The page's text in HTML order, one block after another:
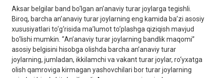
Aksar belgilar band bo‘lgan anʼanaviy turar joylarga tegishli.
Biroq, barcha anʼanaviy turar joylarning eng kamida baʼzi asosiy
xususiyatlari to‘g‘risida maʼlumot to‘plashga qiziqish mavjud
bo‘lishi mumkin. “Аnʼanaviy turar joylarning bandlik maqomi”
asosiy belgisini hisobga olishda barcha anʼanaviy turar
joylarning, jumladan, ikkilamchi va vakant turar joylar, ro‘yxatga
olish qamroviga kirmagan yashovchilari bor turar joylarning